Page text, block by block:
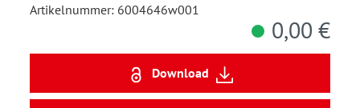
Artikelnummer: 6004646w001
0,00 €
Download